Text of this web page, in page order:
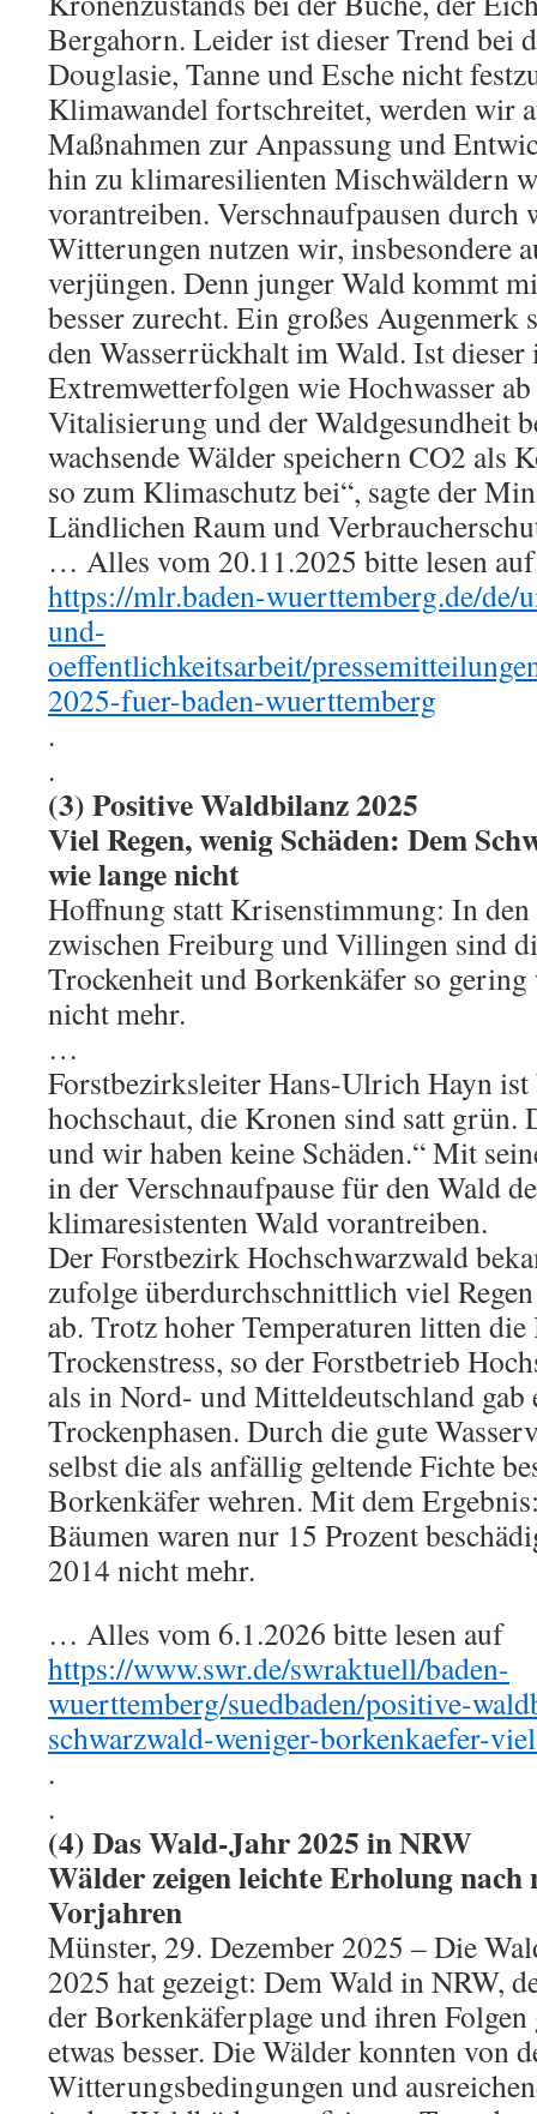
Bergahorn. Leider ist dieser Trend bei
Douglasie, Tanne und Esche nicht
Klimawandel fortschreitet, werden wir
Maßnahmen zur Anpassung und
hin zu klimaresilienten Mischwäldern
vorantreiben. Verschnaufpausen durch
Witterungen nutzen wir, insbesondere
verjüngen. Denn junger Wald kommt
besser zurecht. Ein großes Augenmerk
den Wasserrückhalt im Wald. Ist
Extremwetterfolgen wie Hochwasser
Vitalisierung und der Waldgesundheit
wachsende Wälder speichern CO2 als
so zum Klimaschutz bei“, sagte der
Ländlichen Raum und
… Alles vom 20.11.2025 bitte lesen auf
https://mlr.baden-wuerttemberg.de/de/
und-
oeffentlichkeitsarbeit/
2025-fuer-baden-wuerttemberg
.
.
(3) Positive Waldbilanz 2025
Viel Regen, wenig Schäden: Dem
wie lange nicht
Hoffnung statt Krisenstimmung: In den
zwischen Freiburg und Villingen sind
Trockenheit und Borkenkäfer so
nicht mehr.
…
Forstbezirksleiter Hans-Ulrich Hayn ist
hochschaut, die Kronen sind satt grün.
und wir haben keine Schäden.“ Mit
in der Verschnaufpause für den Wald
klimaresistenten Wald vorantreiben.
Der Forstbezirk Hochschwarzwald
zufolge überdurchschnittlich viel
ab. Trotz hoher Temperaturen litten
Trockenstress, so der Forstbetrieb
als in Nord- und Mitteldeutschland gab
Trockenphasen. Durch die gute
selbst die als anfällig geltende Fichte
Borkenkäfer wehren. Mit dem
Bäumen waren nur 15 Prozent
2014 nicht mehr.
… Alles vom 6.1.2026 bitte lesen auf
https://www.swr.de/swraktuell/baden-
wuerttemberg/suedbaden/positive-
schwarzwald-weniger-borkenkaefer-
.
.
(4) Das Wald-Jahr 2025 in NRW
Wälder zeigen leichte Erholung nach
Vorjahren
Münster, 29. Dezember 2025 – Die
2025 hat gezeigt: Dem Wald in NRW,
der Borkenkäferplage und ihren Folgen
etwas besser. Die Wälder konnten von
Witterungsbedingungen und